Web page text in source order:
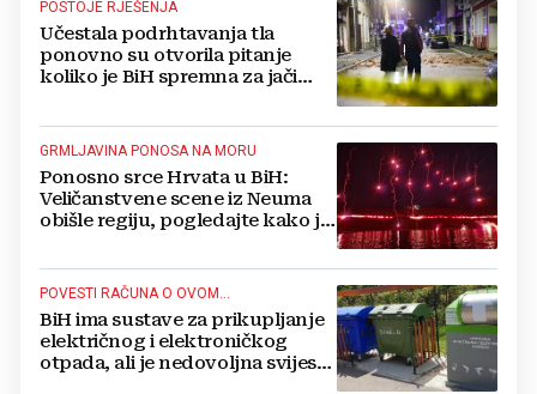
POSTOJE RJEŠENJA
Učestala podrhtavanja tla
ponovno su otvorila pitanje
koliko je BiH spremna za jači
GRMLJAVINA PONOSA NA MORU
Ponosno srce Hrvata u BiH:
Veličanstvene scene iz Neuma
obišle regiju, pogledajte kako je
POVESTI RAČUNA O OVOM...
BiH ima sustave za prikupljanje
električnog i elektroničkog
otpada, ali je nedovoljna svijest